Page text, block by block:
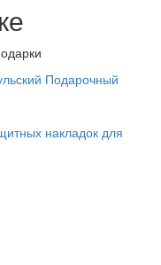
Подарочный
накладок для